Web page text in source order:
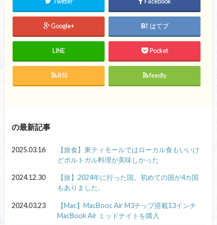
Google+ はてブ
LINE Pocket
RSS feedly
の最新記事
2025.03.16
【旅食】東ティモールではローカル食もいいけ
どポルトガル料理が美味しかった
2024.12.30
【旅】2024年に行った国。初めての国が4カ国
もありました。
2024.03.23
【Mac】MacBooc Air M3チップ搭載13インチ
MacBook Air ミッドナイトを購入